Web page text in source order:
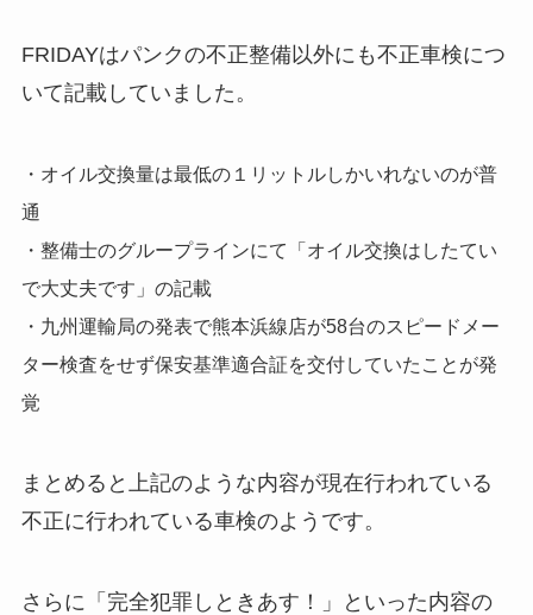
FRIDAYはパンクの不正整備以外にも不正車検につ
いて記載していました。
・オイル交換量は最低の１リットルしかいれないのが普
通
・整備士のグループラインにて「オイル交換はしたてい
で大丈夫です」の記載
・九州運輸局の発表で熊本浜線店が58台のスピードメー
ター検査をせず保安基準適合証を交付していたことが発
覚
まとめると上記のような内容が現在行われている
不正に行われている車検のようです。
さらに「完全犯罪しときあす！」といった内容の